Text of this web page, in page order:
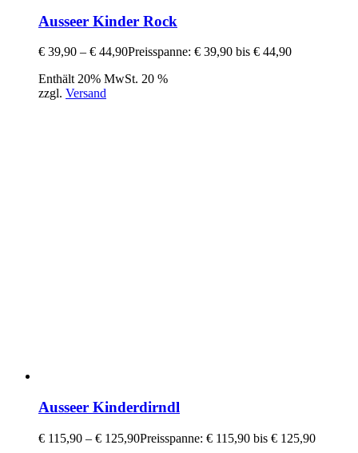
Ausseer Kinder Rock
€ 39,90 – € 44,90Preisspanne: € 39,90 bis € 44,90
Enthält 20% MwSt. 20 %
zzgl. Versand
Ausseer Kinderdirndl
€ 115,90 – € 125,90Preisspanne: € 115,90 bis € 125,90